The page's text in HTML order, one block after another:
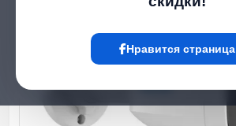
Нравится страница